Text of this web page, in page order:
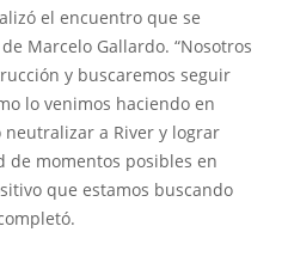
el encuentro que se
Marcelo Gallardo. “Nosotros
y buscaremos seguir
lo venimos haciendo en
a River y lograr
de momentos posibles en
que estamos buscando